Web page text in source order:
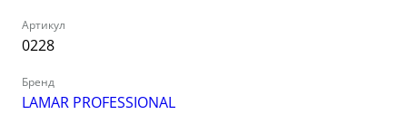
Артикул
0228
Бренд
LAMAR PROFESSIONAL